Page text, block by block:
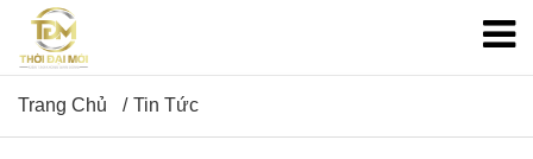
Trang Chủ Tin Tức